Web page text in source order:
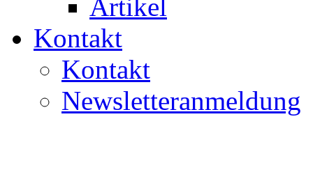
Artikel
Kontakt
Kontakt
Newsletteranmeldung